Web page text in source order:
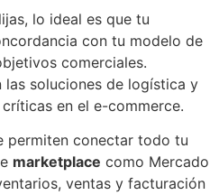
lo ideal es que tu
con tu modelo de
comerciales.
las soluciones de logística y
en el e-commerce.
permiten conectar todo tu
marketplace como Mercado
ventas y facturación